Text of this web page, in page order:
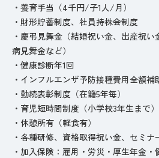
・養育手当（4千円/子1人/月）
・財形貯蓄制度、社員持株会制度
・慶弔見舞金（結婚祝い金、出産祝
病見舞金など）
・健康診断年1回
・インフルエンザ予防接種費用全額補
・勤続表彰制度（在籍5年毎）
・育児短時間制度（小学校3年生まで）
・休憩所有（軽食有）
・各種研修、資格取得祝い金、セミナ
・加入保険：雇用・労災・厚生年金・